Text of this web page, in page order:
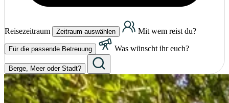
Reisezeitraum Zeitraum auswählen Mit wem reist du?
Für die passende Betreuung Was wünscht ihr euch?
Berge, Meer oder Stadt?